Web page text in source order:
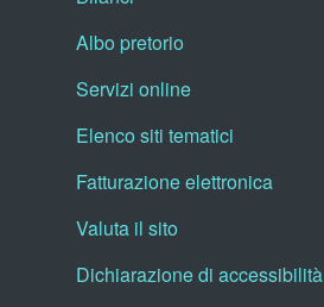
Albo pretorio
Servizi online
Elenco siti tematici
Fatturazione elettronica
Valuta il sito
Dichiarazione di accessibilità